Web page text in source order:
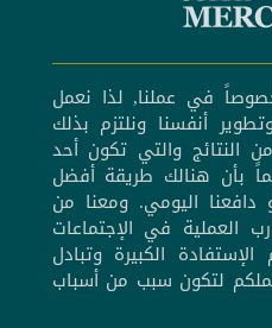
في عملنا, لذا نعمل
أنفسنا ونلتزم بذلك
النتائج والتي تكون أحد
بأن هنالك طريقة أفضل
اليومي. ومعنا من
العملية في الإجتماعات
الكبيرة وتبادل
لتكون سبب من أسباب